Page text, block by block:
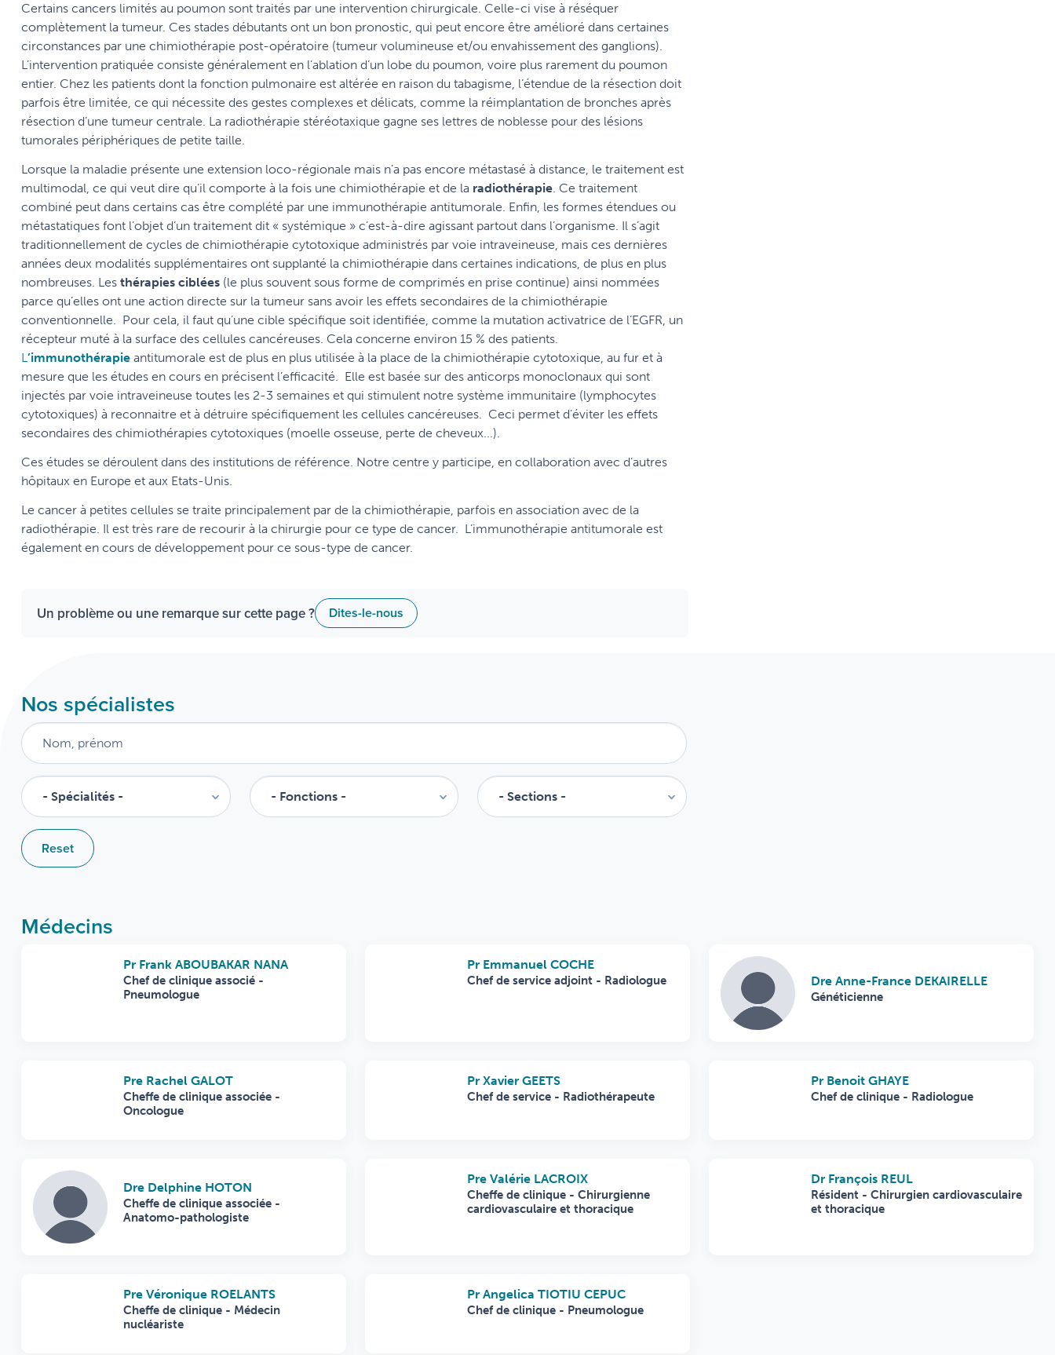
Certains cancers limités au poumon sont traités par une intervention chirurgicale. Celle-ci vise à réséquer
complètement la tumeur. Ces stades débutants ont un bon pronostic, qui peut encore être amélioré dans certaines
circonstances par une chimiothérapie post-opératoire (tumeur volumineuse et/ou envahissement des ganglions).
L’intervention pratiquée consiste généralement en l’ablation d’un lobe du poumon, voire plus rarement du poumon
entier. Chez les patients dont la fonction pulmonaire est altérée en raison du tabagisme, l’étendue de la résection doit
parfois être limitée, ce qui nécessite des gestes complexes et délicats, comme la réimplantation de bronches après
résection d’une tumeur centrale. La radiothérapie stéréotaxique gagne ses lettres de noblesse pour des lésions
tumorales périphériques de petite taille.
Lorsque la maladie présente une extension loco-régionale mais n’a pas encore métastasé à distance, le traitement est
multimodal, ce qui veut dire qu’il comporte à la fois une chimiothérapie et de la radiothérapie. Ce traitement
combiné peut dans certains cas être complété par une immunothérapie antitumorale. Enfin, les formes étendues ou
métastatiques font l’objet d’un traitement dit « systémique » c’est-à-dire agissant partout dans l’organisme. Il s’agit
traditionnellement de cycles de chimiothérapie cytotoxique administrés par voie intraveineuse, mais ces dernières
années deux modalités supplémentaires ont supplanté la chimiothérapie dans certaines indications, de plus en plus
nombreuses. Les thérapies ciblées (le plus souvent sous forme de comprimés en prise continue) ainsi nommées
parce qu’elles ont une action directe sur la tumeur sans avoir les effets secondaires de la chimiothérapie
conventionnelle. Pour cela, il faut qu’une cible spécifique soit identifiée, comme la mutation activatrice de l’EGFR, un
récepteur muté à la surface des cellules cancéreuses. Cela concerne environ 15 % des patients.
L’immunothérapie antitumorale est de plus en plus utilisée à la place de la chimiothérapie cytotoxique, au fur et à
mesure que les études en cours en précisent l’efficacité. Elle est basée sur des anticorps monoclonaux qui sont
injectés par voie intraveineuse toutes les 2-3 semaines et qui stimulent notre système immunitaire (lymphocytes
cytotoxiques) à reconnaitre et à détruire spécifiquement les cellules cancéreuses. Ceci permet d’éviter les effets
secondaires des chimiothérapies cytotoxiques (moelle osseuse, perte de cheveux...).
Ces études se déroulent dans des institutions de référence. Notre centre y participe, en collaboration avec d’autres
hôpitaux en Europe et aux Etats-Unis.
Le cancer à petites cellules se traite principalement par de la chimiothérapie, parfois en association avec de la
radiothérapie. Il est très rare de recourir à la chirurgie pour ce type de cancer. L’immunothérapie antitumorale est
également en cours de développement pour ce sous-type de cancer.
Un problème ou une remarque sur cette page ? Dites-le-nous
Nos spécialistes
Reset
Médecins
Pr Frank ABOUBAKAR NANA
Chef de clinique associé -
Pneumologue
Pr Emmanuel COCHE
Chef de service adjoint - Radiologue Dre Anne-France DEKAIRELLE
Généticienne
Pre Rachel GALOT
Cheffe de clinique associée -
Oncologue
Pr Xavier GEETS
Chef de service - Radiothérapeute
Pr Benoit GHAYE
Chef de clinique - Radiologue
Dre Delphine HOTON
Cheffe de clinique associée -
Anatomo-pathologiste
Pre Valérie LACROIX
Cheffe de clinique - Chirurgienne
cardiovasculaire et thoracique
Dr François REUL
Résident - Chirurgien cardiovasculaire
et thoracique
Pre Véronique ROELANTS
Cheffe de clinique - Médecin
nucléariste
Pr Angelica TIOTIU CEPUC
Chef de clinique - Pneumologue